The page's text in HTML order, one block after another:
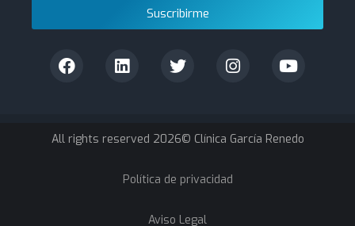
Suscribirme
All rights reserved 2026© Clínica García Renedo
Política de privacidad
Aviso Legal